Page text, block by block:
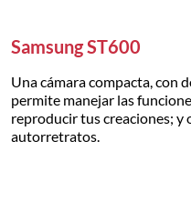
Samsung ST600
Una cámara compacta, con
permite manejar las
reproducir tus creaciones;
autorretratos.